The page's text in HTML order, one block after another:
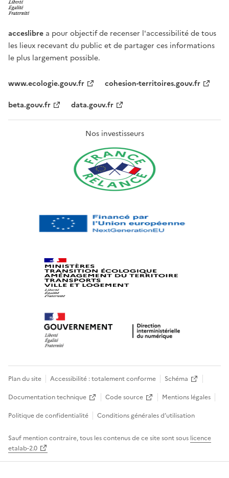
acceslibre a pour objectif de recenser l'accessibilité de tous
les lieux recevant du public et de partager ces informations
le plus largement possible.
www.ecologie.gouv.fr
cohesion-territoires.gouv.fr
beta.gouv.fr
data.gouv.fr
Nos investisseurs
Plan du site Accessibilité : totalement conforme
Schéma
Documentation technique
Code source
Mentions légales
Politique de confidentialité
Conditions générales d’utilisation
Sauf mention contraire, tous les contenus de ce site sont sous licence
etalab-2.0